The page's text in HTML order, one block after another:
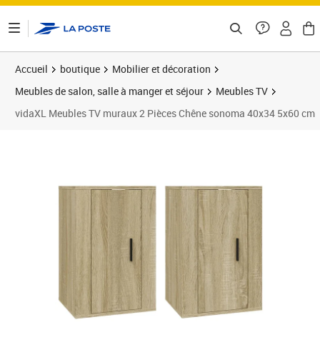
Accueil boutique
Mobilier et décoration
Meubles de salon, salle à manger et séjour
Meubles TV
vidaXL Meubles TV muraux 2 Pièces Chêne sonoma 40x34 5x60 cm